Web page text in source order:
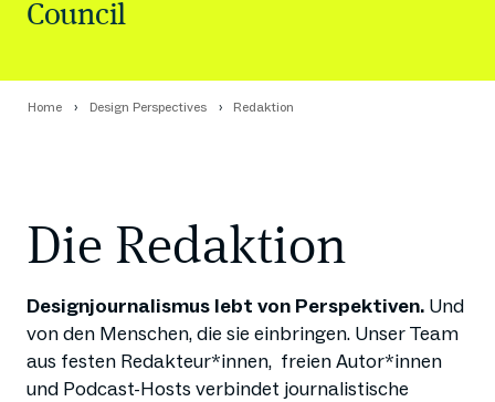
Council
Home Design Perspectives Redaktion
Die Redaktion
Designjournalismus lebt von Perspektiven. Und
von den Menschen, die sie einbringen. Unser Team
aus festen Redakteur*innen, freien Autor*innen
und Podcast-Hosts verbindet journalistische